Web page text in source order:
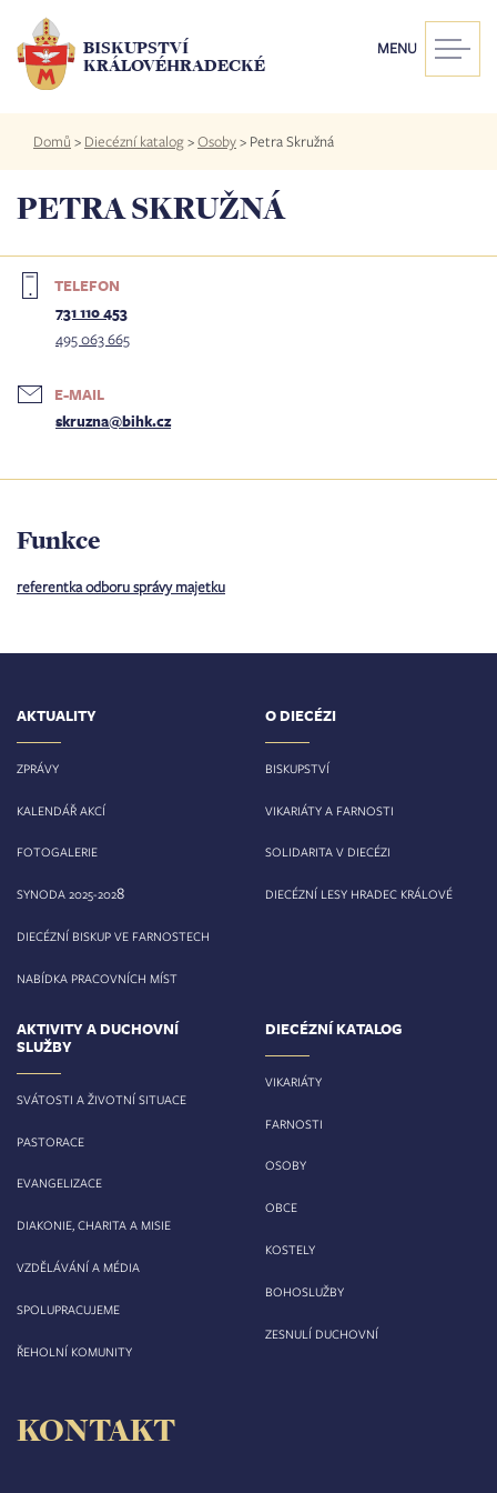
hlavnímu
obsahu
BISKUPSTVÍ
KRÁLOVÉHRADECKÉ
MENU
Drobečková
navigace
Domů > Diecézní katalog>Osoby> Petra Skružná
PETRA SKRUŽNÁ
TELEFON
731 110 453
495 063 665
E-MAIL
skruzna@bihk.cz
Funkce
referentka odboru správy majetku
AKTUALITY
ZPRÁVY
KALENDÁŘ AKCÍ
FOTOGALERIE
SYNODA 2025-2028
DIECÉZNÍ BISKUP VE FARNOSTECH
NABÍDKA PRACOVNÍCH MÍST
O DIECÉZI
BISKUPSTVÍ
VIKARIÁTY A FARNOSTI
SOLIDARITA V DIECÉZI
DIECÉZNÍ LESY HRADEC KRÁLOVÉ
AKTIVITY A DUCHOVNÍ
SLUŽBY
SVÁTOSTI A ŽIVOTNÍ SITUACE
PASTORACE
EVANGELIZACE
DIAKONIE, CHARITA A MISIE
VZDĚLÁVÁNÍ A MÉDIA
SPOLUPRACUJEME
ŘEHOLNÍ KOMUNITY
DIECÉZNÍ KATALOG
VIKARIÁTY
FARNOSTI
OSOBY
OBCE
KOSTELY
BOHOSLUŽBY
ZESNULÍ DUCHOVNÍ
KONTAKT